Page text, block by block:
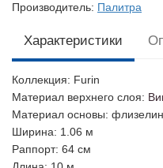
Производитель: Палитра
Характеристики
Коллекция: Furin
Материал верхнего слоя:
Материал основы: флизелин
Ширина: 1.06 м
Раппорт: 64 см